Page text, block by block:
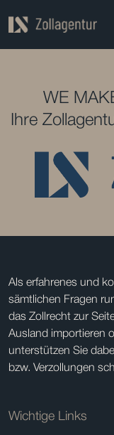
WE
Ihre
Als erfahrenes und
sämtlichen Fragen
das Zollrecht zur
Ausland importieren
unterstützen Sie
bzw. Verzollungen
Wichtige Links